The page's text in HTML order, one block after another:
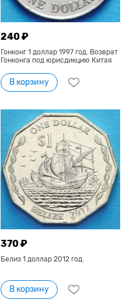
240 ₽
Гонконг 1 доллар 1997 год. Возврат
Гонконга под юрисдикцию Китая
В корзину
370 ₽
Белиз 1 доллар 2012 год.
В корзину